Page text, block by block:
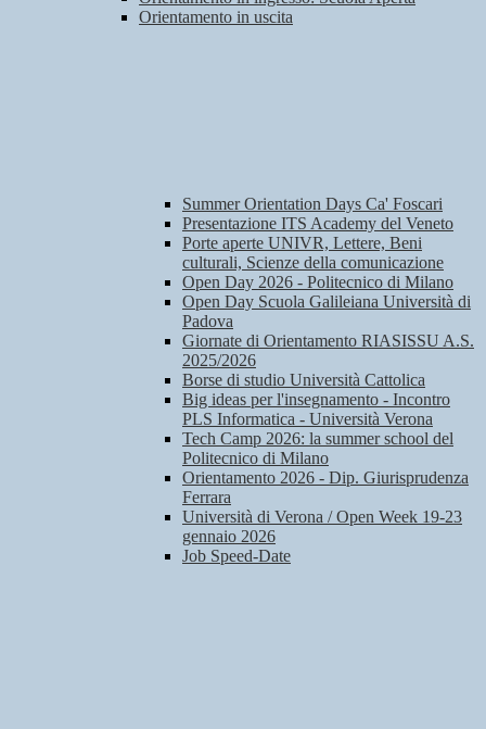
Orientamento in uscita
Summer Orientation Days Ca' Foscari
Presentazione ITS Academy del Veneto
Porte aperte UNIVR, Lettere, Beni
culturali, Scienze della comunicazione
Open Day 2026 - Politecnico di Milano
Open Day Scuola Galileiana Università di
Padova
Giornate di Orientamento RIASISSU A.S.
2025/2026
Borse di studio Università Cattolica
Big ideas per l'insegnamento - Incontro
PLS Informatica - Università Verona
Tech Camp 2026: la summer school del
Politecnico di Milano
Orientamento 2026 - Dip. Giurisprudenza
Ferrara
Università di Verona / Open Week 19-23
gennaio 2026
Job Speed-Date